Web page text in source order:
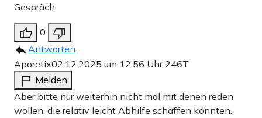
Gespräch.
0
Antworten
Aporetix02.12.2025 um 12:56 Uhr 246T
Melden
Aber bitte nur weiterhin nicht mal mit denen reden
wollen, die relativ leicht Abhilfe schaffen könnten.